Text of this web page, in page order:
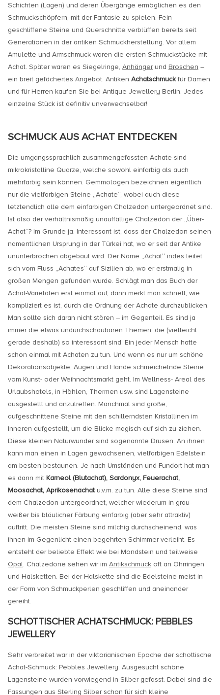
Schichten (Lagen) und deren Übergänge ermöglichen es den
Schmuckschöpfern, mit der Fantasie zu spielen. Fein
geschliffene Steine und Querschnitte verblüffen bereits seit
Generationen in der antiken Schmuckherstellung. Vor allem
Amulette und Armschmuck waren die ersten Schmuckstücke mit
Achat. Später waren es Siegelringe, Anhängerund Broschen –
ein breit gefächertes Angebot. Antiken Achatschmuckfür Damen
und für Herren kaufen Sie bei Antique Jewellery Berlin. Jedes
einzelne Stück ist definitiv unverwechselbar!
SCHMUCK AUS ACHAT ENTDECKEN
Die umgangssprachlich zusammengefassten Achate sind
mikrokristalline Quarze, welche sowohl einfarbig als auch
mehrfarbig sein können. Gemmologen bezeichnen eigentlich
nur die vielfarbigen Steine „Achate“, wobei auch diese
letztendlich alle dem einfarbigen Chalzedon untergeordnet sind.
Ist also der verhältnismäßig unauffällige Chalzedon der „Über-
Achat“? Im Grunde ja. Interessant ist, dass der Chalzedon seinen
namentlichen Ursprung in der Türkei hat, wo er seit der Antike
ununterbrochen abgebaut wird. Der Name „Achat“ indes leitet
sich vom Fluss „Achates“ auf Sizilien ab, wo er erstmalig in
großen Mengen gefunden wurde. Schlägt man das Buch der
Achat-Varietäten erst einmal auf, dann merkt man schnell, wie
kompliziert es ist, durch die Ordnung der Achate durchzublicken.
Man sollte sich daran nicht stören – im Gegenteil. Es sind ja
immer die etwas undurchschaubaren Themen, die (vielleicht
gerade deshalb) so interessant sind. Ein jeder Mensch hatte
schon einmal mit Achaten zu tun. Und wenn es nur um schöne
Dekorationsobjekte, Augen und Hände schmeichelnde Steine
vom Kunst- oder Weihnachtsmarkt geht. Im Wellness- Areal des
Urlaubshotels, in Höhlen, Thermen usw. sind Lagensteine
ausgestellt und anzutreffen. Manchmal sind große,
aufgeschnittene Steine mit den schillerndsten Kristallinen im
Inneren aufgestellt, um die Blicke magisch auf sich zu ziehen.
Diese kleinen Naturwunder sind sogenannte Drusen. An ihnen
kann man einen in Lagen gewachsenen, vielfarbigen Edelstein
am besten bestaunen. Je nach Umständen und Fundort hat man
es dann mit Karneol (Blutachat), Sardonyx, Feuerachat,
Moosachat, Aprikosenachat u.v.m. zu tun. Alle diese Steine sind
dem Chalzedon untergeordnet, welcher wiederum in grau-
weißer bis bläulicher Färbung einfarbig (aber sehr attraktiv)
auftritt. Die meisten Steine sind milchig durchscheinend, was
ihnen im Gegenlicht einen begehrten Schimmer verleiht. Es
entsteht der beliebte Effekt wie bei Mondstein und teilweise
Opal. Chalzedone sehen wir im Antikschmuck oft an Ohrringen
und Halsketten. Bei der Halskette sind die Edelsteine meist in
der Form von Schmuckperlen geschliffen und aneinander
gereiht.
SCHOTTISCHER ACHATSCHMUCK: PEBBLES
JEWELLERY
Sehr verbreitet war in der viktorianischen Epoche der schottische
Achat-Schmuck: Pebbles Jewellery. Ausgesucht schöne
Lagensteine wurden vorwiegend in Silber gefasst. Dabei sind die
Fassungen aus Sterling Silber schon für sich kleine